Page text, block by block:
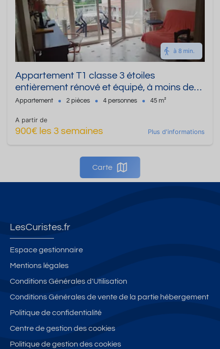
à 8 min.
Appartement T1 classe 3 étoiles
entièrement rénové et équipé, à moins de
10 minutes à pied du centre thermal.
Appartement 2 pièces 4 personnes 45 m²
A partir de
900€ les 3 semaines Plus d'informations
Carte
LesCuristes.fr
Espace gestionnaire
Mentions légales
Conditions Générales d'Utilisation
Conditions Générales de vente de la partie hébergement
Politique de confidentialité
Centre de gestion des cookies
Politique de gestion des cookies